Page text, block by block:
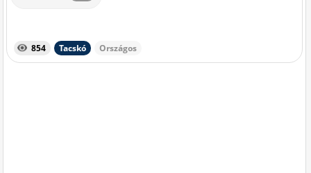
854 Tacskó Országos